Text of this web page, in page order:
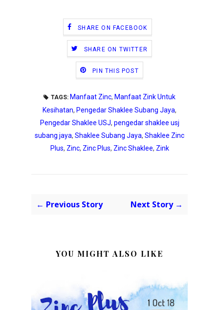
SHARE ON FACEBOOK
SHARE ON TWITTER
PIN THIS POST
TAGS: Manfaat Zinc, Manfaat Zink Untuk
Kesihatan, Pengedar Shaklee Subang Jaya,
Pengedar Shaklee USJ, pengedar shaklee usj
subang jaya, Shaklee Subang Jaya, Shaklee Zinc
Plus, Zinc, Zinc Plus, Zinc Shaklee, Zink
← Previous Story Next Story →
YOU MIGHT ALSO LIKE